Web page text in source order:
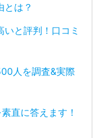
とは？
と評判！口コミ
人を調査&実際
直に答えます！